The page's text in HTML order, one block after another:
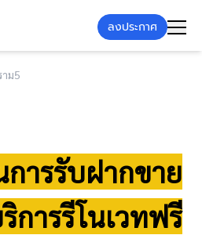
ลงประกาศ
ม5
ารรับฝากขาย
ารรีโนเวทฟรี